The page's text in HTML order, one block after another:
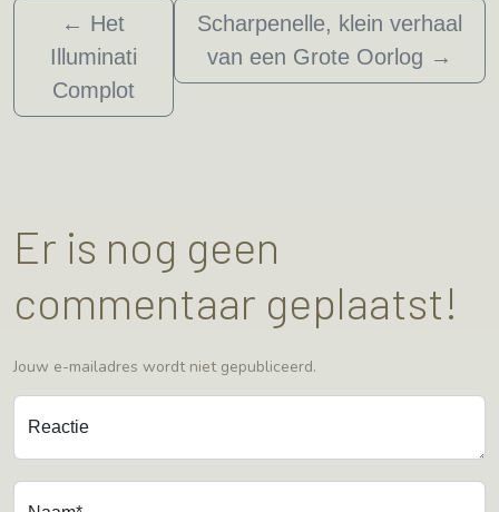
← Het
Illuminati
Complot
Scharpenelle, klein verhaal
van een Grote Oorlog →
Er is nog geen
commentaar geplaatst!
Jouw e-mailadres wordt niet gepubliceerd.
Reactie